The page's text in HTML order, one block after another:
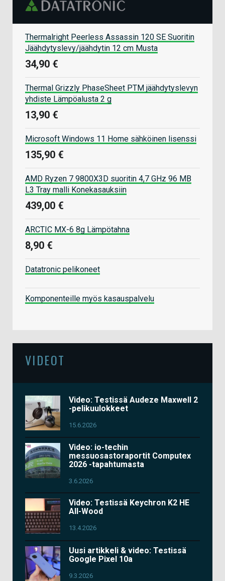
Thermalright Peerless Assassin 120 SE Suoritin
Jäähdytyslevy/jäähdytin 12 cm Musta
34,90 €
Thermal Grizzly PhaseSheet PTM jäähdytyslevyn
yhdiste Lämpöalusta 2 g
13,90 €
Microsoft Windows 11 Home sähköinen lisenssi
135,90 €
AMD Ryzen 7 9800X3D suoritin 4,7 GHz 96 MB
L3 Tray malli Konekasauksiin
439,00 €
ARCTIC MX-6 8g Lämpötahna
8,90 €
Datatronic pelikoneet
Komponenteille myös kasauspalvelu
VIDEOT
Video: Testissä Audeze Maxwell 2
-pelikuulokkeet
15.6.2026
Video: io-techin
messuosastoraportit Computex
2026 -tapahtumasta
3.6.2026
Video: Testissä Keychron K2 HE
All-Wood
13.4.2026
Uusi artikkeli & video: Testissä
Google Pixel 10a
9.3.2026